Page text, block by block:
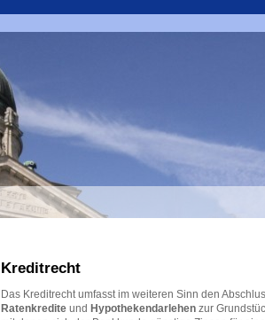
Kreditrecht
Das Kreditrecht umfasst im weiteren Sinn den
Ratenkredite und Hypothekendarlehen zur